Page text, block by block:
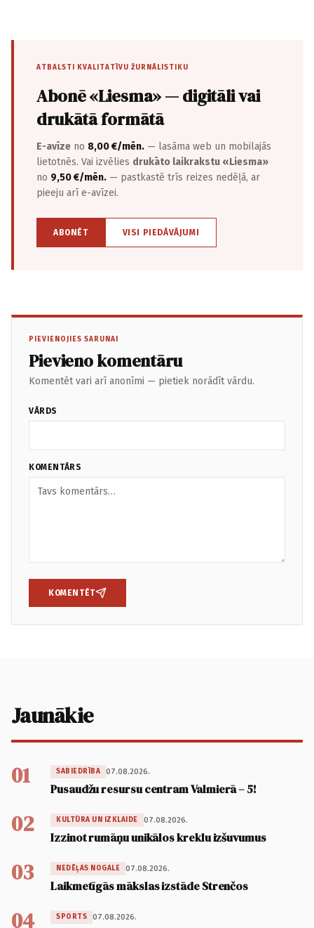
ATBALSTI KVALITATĪVU ŽURNĀLISTIKU
Abonē «Liesma» — digitāli vai
drukātā formātā
E-avīze no 8,00 €/mēn. — lasāma web un mobilajās
lietotnēs. Vai izvēlies drukāto laikrakstu «Liesma»
no 9,50 €/mēn. — pastkastē trīs reizes nedēļā, ar
pieeju arī e-avīzei.
ABONĒT VISI PIEDĀVĀJUMI
PIEVIENOJIES SARUNAI
Pievieno komentāru
Komentēt vari arī anonīmi — pietiek norādīt vārdu.
VĀRDS
KOMENTĀRS
KOMENTĒT
Jaunākie
01 SABIEDRĪBA 07.08.2026.
Pusaudžu resursu centram Valmierā – 5!
02 KULTŪRA UN IZKLAIDE 07.08.2026.
Izzinot rumāņu unikālos kreklu izšuvumus
03 NEDĒĻAS NOGALE 07.08.2026.
Laikmetīgās mākslas izstāde Strenčos
04 SPORTS 07.08.2026.